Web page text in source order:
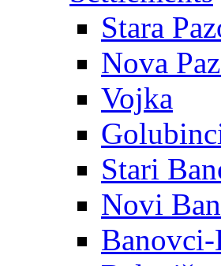
Stara
Nova
Vojka
Stari
Novi